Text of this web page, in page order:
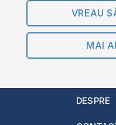
VREAU
MAI
DESPRE